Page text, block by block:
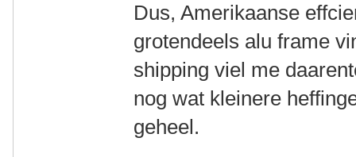
Dus, Amerikaanse
grotendeels alu frame
shipping viel me
nog wat kleinere
geheel.